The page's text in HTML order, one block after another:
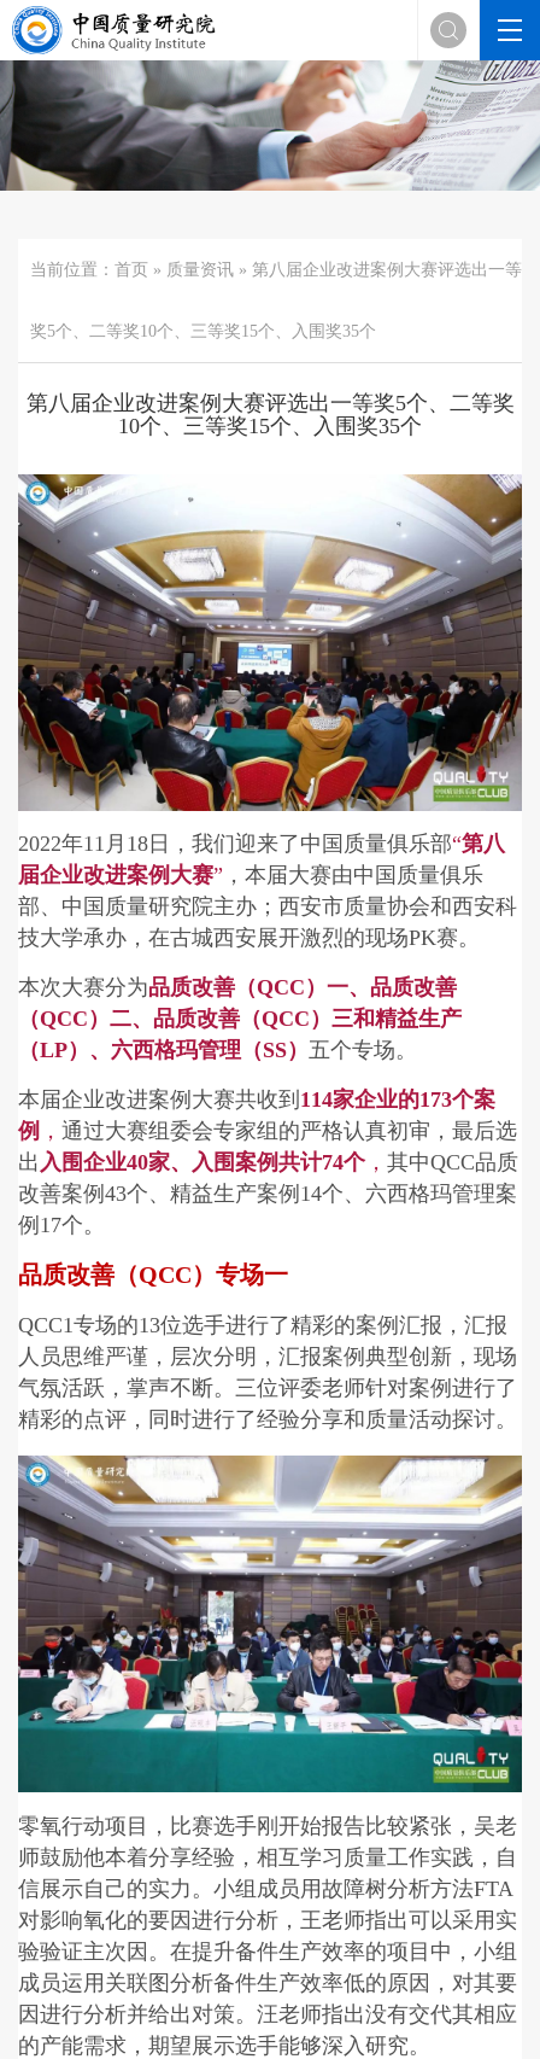

当前位置： 首页 » 质量资讯 » 第八届企业改进案例大赛评选出一等
奖5个、二等奖10个、三等奖15个、入围奖35个
第八届企业改进案例大赛评选出一等奖5个、二等奖
10个、三等奖15个、入围奖35个
2022年11月18日，我们迎来了中国质量俱乐部“第八
届企业改进案例大赛” ，本届大赛由中国质量俱乐
部、中国质量研究院主办；西安市质量协会和西安科
技大学承办，在古城西安展开激烈的现场PK赛。
本次大赛分为品质改善（QCC）一、品质改善
（QCC）二、品质改善（QCC）三和精益生产
（LP）、六西格玛管理（SS） 五个专场。
本届企业改进案例大赛共收到 114家企业的173个案
例 ， 通过大赛组委会专家组的严格认真初审，最后选
出 入围企业40家、入围案例共计74个 ， 其中QCC品质
改善案例43个、精益生产案例14个、六西格玛管理案
例17个。
品质改善（QCC）专场一
QCC1专场的13位选手进行了精彩的案例汇报，汇报
人员思维严谨，层次分明，汇报案例典型创新，现场
气氛活跃，掌声不断。三位评委老师针对案例进行了
精彩的点评，同时进行了经验分享和质量活动探讨。
零氧行动项目，比赛选手刚开始报告比较紧张，吴老
师鼓励他本着分享经验，相互学习质量工作实践，自
信展示自己的实力。小组成员用故障树分析方法FTA
对影响氧化的要因进行分析，王老师指出可以采用实
验验证主次因。在提升备件生产效率的项目中，小组
成员运用关联图分析备件生产效率低的原因，对其要
因进行分析并给出对策。汪老师指出没有交代其相应
的产能需求，期望展示选手能够深入研究。